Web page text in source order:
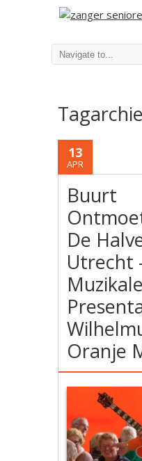
13
APR
Buurt
De
Utrecht
Muzikale
Oranje